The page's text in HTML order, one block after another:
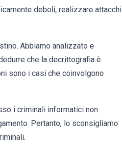
deboli, realizzare attacchi
Abbiamo analizzato e
che la decrittografia è
sono i casi che coinvolgono
i criminali informatici non
Pertanto, lo sconsigliamo